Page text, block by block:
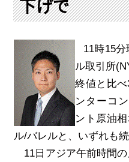
Q & A
お問い合わせ
年間休刊日
サイトマップ
採用情報
下げで
11時15分
ル取引所
終値と比べ
ンターコ
ント原油
ル/バレルと、いずれも続
11 日アジア午前時間